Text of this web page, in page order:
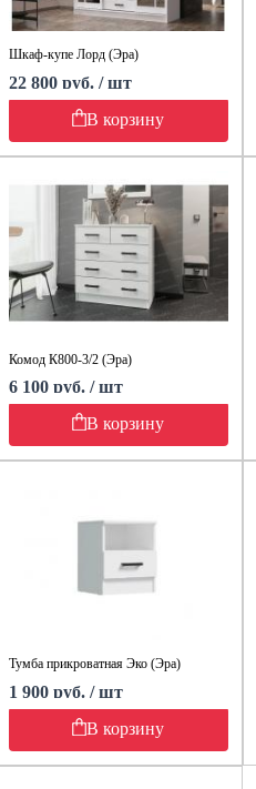
Шкаф-купе Лорд (Эра)
22 800 руб. / шт
В корзину
Комод К800-3/2 (Эра)
6 100 руб. / шт
В корзину
Тумба прикроватная Эко (Эра)
1 900 руб. / шт
В корзину